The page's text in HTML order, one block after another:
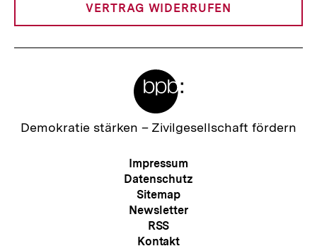
VERTRAG WIDERRUFEN
Zur
Demokratie stärken – Zivilgesellschaft fördern
Meta-
Navigation
Impressum
Datenschutz
Sitemap
Newsletter
RSS
Kontakt